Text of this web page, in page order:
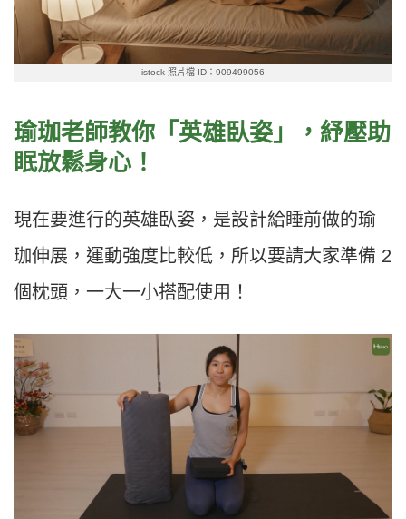
istock 照片檔 ID：909499056
瑜珈老師教你「 英雄臥姿 」， 紓壓助
眠放鬆身心 ！
現在要進行的英雄臥姿，是設計給睡前做的瑜
珈伸展，運動強度比較低，所以要請大家準備 2
個枕頭，一大一小搭配使用！